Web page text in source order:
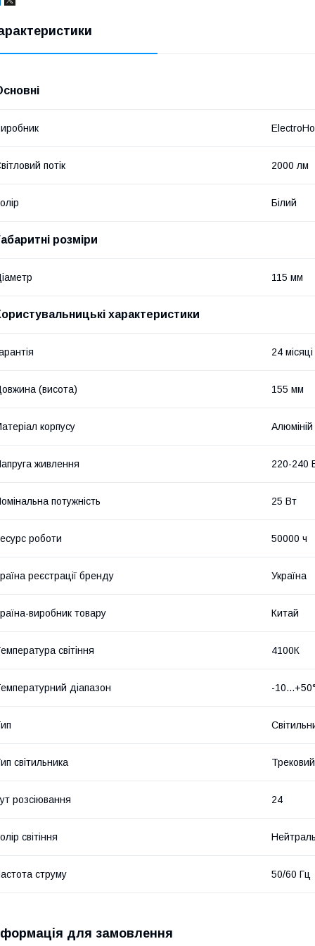
потік 2000 лм
Білий
розміри
115 мм
характеристики
24 місяці
(висота) 155 мм
корпусу Алюміній
живлення 220-240
потужність 25 Вт
роботи 50000 ч
реєстрації бренду Україна
виробник товару Китай
світіння 4100К
діапазон -
світильника Трековий
розсіювання 24
світіння
струму 50/60 Гц
для замовлення